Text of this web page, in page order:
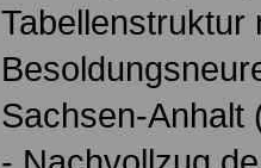
Tabellenstruktur
Sachsen-Anhalt